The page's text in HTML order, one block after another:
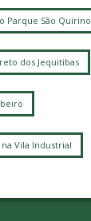
Parque São Quirino
dos Jequitibas
Vila Industrial